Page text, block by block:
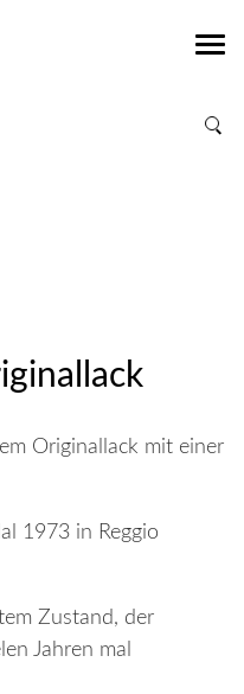
Originallack mit einer
1973 in Reggio
Zustand, der
Jahren mal